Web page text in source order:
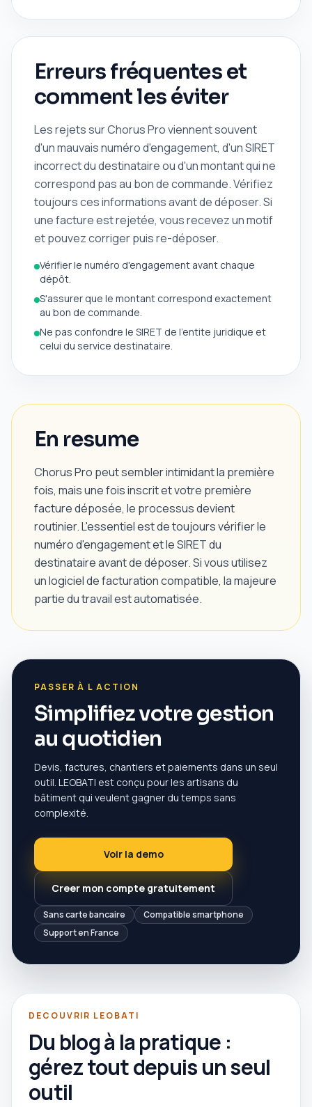
Erreurs fréquentes et
comment les éviter
Les rejets sur Chorus Pro viennent souvent
d'un mauvais numéro d'engagement, d'un SIRET
incorrect du destinataire ou d'un montant qui ne
correspond pas au bon de commande. Vérifiez
toujours ces informations avant de déposer. Si
une facture est rejetée, vous recevez un motif
et pouvez corriger puis re-déposer.
Vérifier le numéro d'engagement avant chaque
dépôt.
S'assurer que le montant correspond exactement
au bon de commande.
Ne pas confondre le SIRET de l'entite juridique et
celui du service destinataire.
En resume
Chorus Pro peut sembler intimidant la première
fois, mais une fois inscrit et votre première
facture déposée, le processus devient
routinier. L'essentiel est de toujours vérifier le
numéro d'engagement et le SIRET du
destinataire avant de déposer. Si vous utilisez
un logiciel de facturation compatible, la majeure
partie du travail est automatisée.
PASSER À L ACTION
Simplifiez votre gestion
au quotidien
Devis, factures, chantiers et paiements dans un seul
outil. LEOBATI est conçu pour les artisans du
bâtiment qui veulent gagner du temps sans
complexité.
Voir la demo
Creer mon compte gratuitement
Sans carte bancaire
Compatible smartphone
Support en France
DECOUVRIR LEOBATI
Du blog à la pratique :
gérez tout depuis un seul
outil